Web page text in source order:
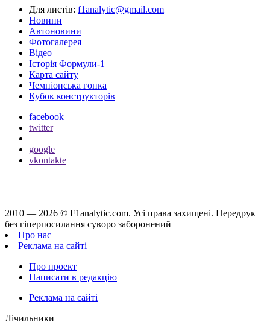
Для листів: f1analytic@gmail.com
Новини
Автоновини
Фотогалерея
Відео
Історія Формули-1
Карта сайту
Чемпіонська гонка
Кубок конструкторів
facebook
twitter
google
vkontakte
2010 — 2026 © F1analytic.com. Усi права захищенi. Передрук
без гіперпосилання суворо заборонений
Про нас
Реклама на сайті
Про проект
Написати в редакцію
Реклама на сайті
Лічильники